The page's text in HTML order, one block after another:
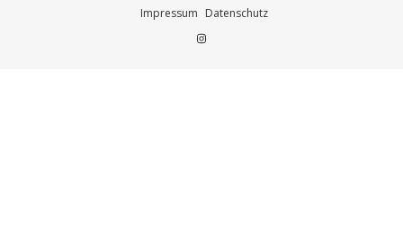
Impressum Datenschutz